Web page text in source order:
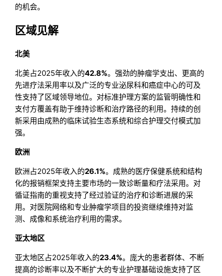
的机会。
区域见解
北美
北美占2025年收入的42.8%。强劲的肿瘤学支出、更高的
先进疗法采用率以及广泛的专业泌尿科和癌症中心的可及
性支持了区域领导地位。对标准护理方案的监管明确性和
支付方覆盖有助于维持诊断和治疗路径的利用。持续的创
新采用由成熟的临床试验生态系统和综合护理交付模式加
强。
欧洲
欧洲占2025年收入的26.1%。成熟的医疗保健系统和结构
化的报销框架支持主要市场的一致诊断量和疗法采用。对
循证指南的重视支持了经过验证的治疗和诊断进展的采
用。对医院网络和专业肿瘤学项目的投资继续维持对监
测、成像和系统治疗利用的需求。
亚太地区
亚太地区占2025年收入的23.4%。庞大的患者群体、不断
提高的诊断率以及不断扩大的专业护理基础设施支持了区